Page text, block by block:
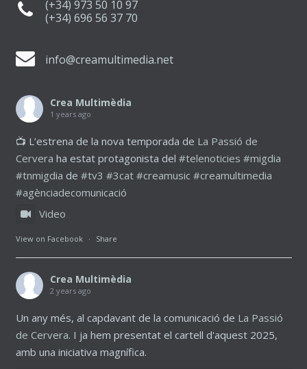
(+34) 973 50 10 97
(+34) 696 56 37 70
info@creamultimedia.net
Crea Multimèdia
1 years ago
📺 L’estrena de la nova temporada de La Passió de
Cervera ha estat protagonista del #telenoticies #migdia
#tnmigdia de #tv3 #3cat #creamusic #creamultimedia
#agènciadecomunicació
Video
View on Facebook · Share
Crea Multimèdia
2 years ago
Un any més, al capdavant de la comunicació de La Passió
de Cervera. I ja hem presentat el cartell d'aquest 2025,
amb una iniciativa magnífica.